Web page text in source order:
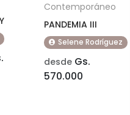
Contemporáneo
PANDEMIA III
Selene Rodríguez
desdeGs.
570.000